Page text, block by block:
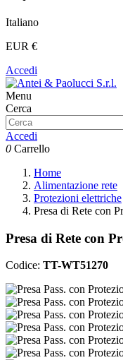
Italiano
EUR €
Accedi
Menu
Cerca
Accedi
0 Carrello
Home
Alimentazione rete
Protezioni elettriche
Presa di Rete con
Presa di Rete con
Codice: TT-WT51270